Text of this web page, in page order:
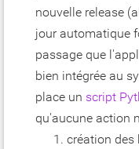
nouvelle release
jour automatique
passage que
bien intégrée au
place un script
qu'aucune action
création des